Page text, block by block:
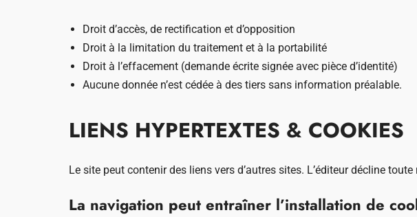
Droit d’accès, de rectification et d’opposition
Droit à la limitation du traitement et à la portabilité
Droit à l’effacement (demande écrite signée avec pièce d’identité)
Aucune donnée n’est cédée à des tiers sans information préalable.
LIENS HYPERTEXTES & COOKIES
Le site peut contenir des liens vers d’autres sites. L’éditeur décline
La navigation peut entraîner l’installation de